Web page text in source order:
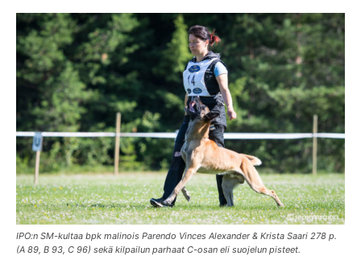
IPO:n SM-kultaa bpk malinois Parendo Vinces Alexander & Krista Saari 278 p.
(A 89, B 93, C 96) sekä kilpailun parhaat C-osan eli suojelun pisteet.